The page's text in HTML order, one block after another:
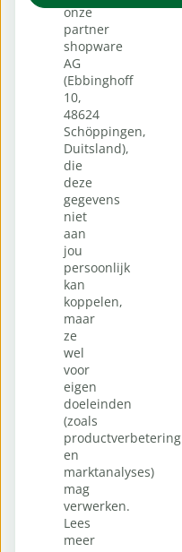
onze
partner
shopware
AG
(Ebbinghoff
10,
48624
Schöppingen,
Duitsland),
die
deze
gegevens
niet
aan
jou
persoonlijk
kan
koppelen,
maar
ze
wel
voor
eigen
doeleinden
(zoals
productverbetering
en
marktanalyses)
mag
verwerken.
Lees
meer